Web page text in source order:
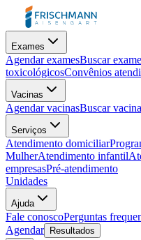
Exames
Agendar examesBuscar
toxicológicosConvênios
Vacinas
Agendar vacinasBuscar
Serviços
Atendimento domiciliar
MulherAtendimento infantil
empresasPré-atendimento
Unidades
Ajuda
Fale conoscoPerguntas
Agendar
Resultados